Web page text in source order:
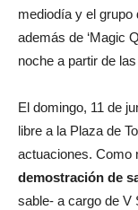
mediodía y el grupo
además de ‘Magic
noche a partir de
El domingo, 11 de
libre a la Plaza de
actuaciones. Como
demostración de
sable- a cargo de V